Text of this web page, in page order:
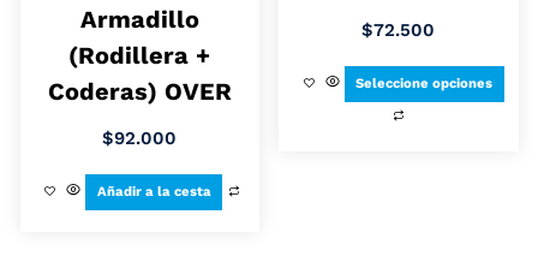
Armadillo
(Rodillera +
Coderas) OVER
$92.000
Añadir a la cesta
$72.500
Seleccione opciones